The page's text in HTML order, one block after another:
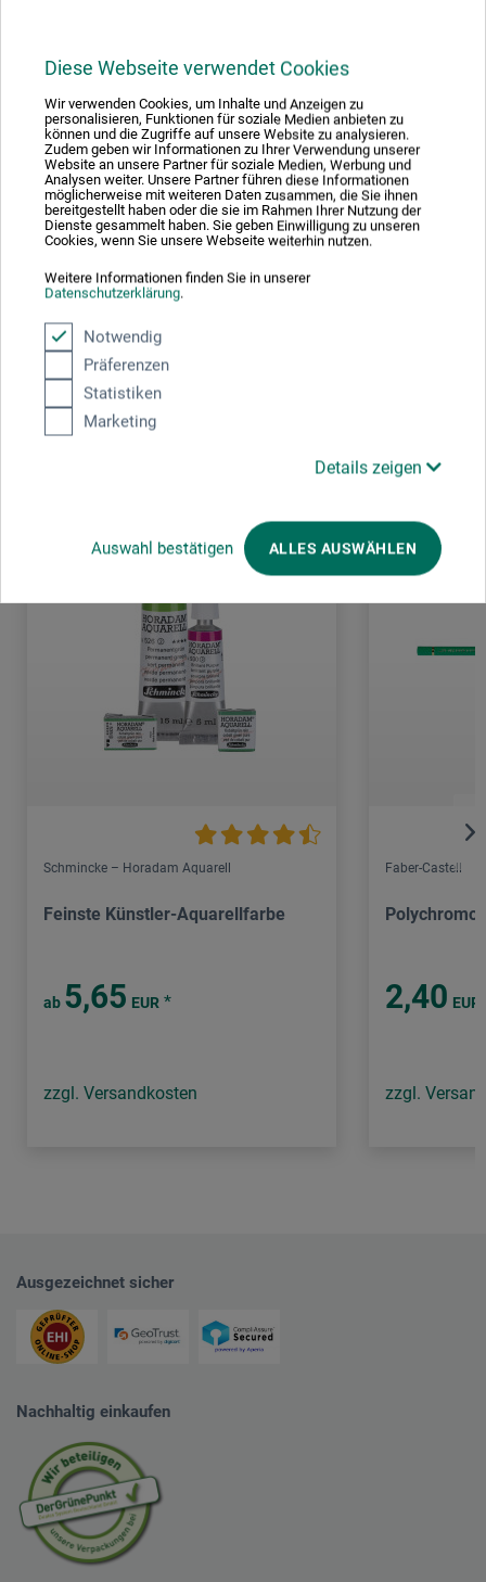
Diese Webseite verwendet Cookies
Wir verwenden Cookies, um Inhalte und Anzeigen zu
personalisieren, Funktionen für soziale Medien anbieten zu
können und die Zugriffe auf unsere Website zu analysieren.
Zudem geben wir Informationen zu Ihrer Verwendung unserer
Website an unsere Partner für soziale Medien, Werbung und
Analysen weiter. Unsere Partner führen diese Informationen
möglicherweise mit weiteren Daten zusammen, die Sie ihnen
bereitgestellt haben oder die sie im Rahmen Ihrer Nutzung der
Dienste gesammelt haben. Sie geben Einwilligung zu unseren
Cookies, wenn Sie unsere Webseite weiterhin nutzen.
Weitere Informationen finden Sie in unserer
Datenschutzerklärung.
Notwendig
Präferenzen
Statistiken
Marketing
Details zeigen
Auswahl bestätigen ALLES AUSWÄHLEN
diesem Produkt.
Clairefontaine Rhodia
RD 52
68490 Ottmarsheim
info@clairefontaine.com
Kunden kauften auch
Schmincke – Horadam Aquarell
Feinste Künstler-Aquarellfarbe
ab 5,65 EUR *
zzgl. Versandkosten
Faber-Castell
2,40 EUR
zzgl.
Ausgezeichnet sicher
Nachhaltig einkaufen